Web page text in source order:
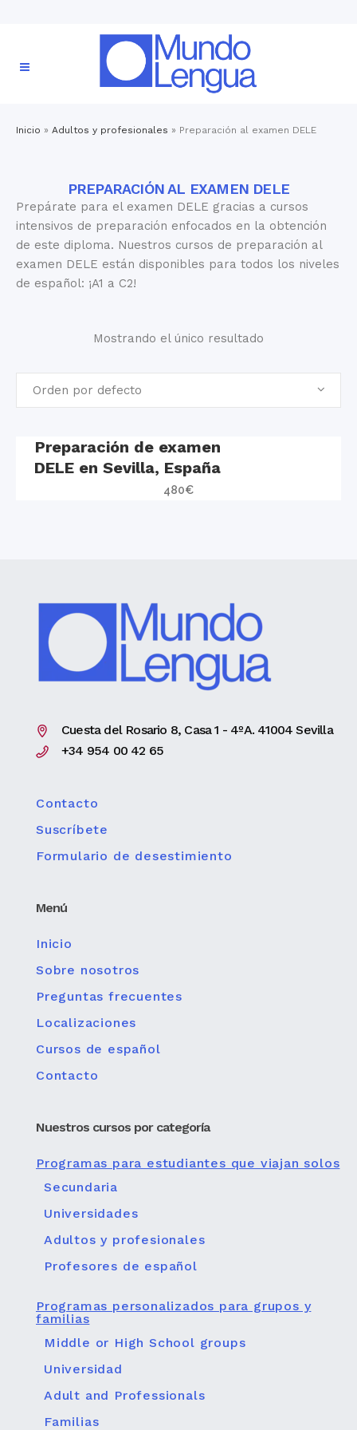
Inicio » Adultos y profesionales » Preparación al examen DELE
PREPARACIÓN AL EXAMEN DELE
Prepárate para el examen DELE gracias a cursos
intensivos de preparación enfocados en la obtención
de este diploma. Nuestros cursos de preparación al
examen DELE están disponibles para todos los niveles
de español: ¡A1 a C2!
Mostrando el único resultado
Orden por defecto
Preparación de examen
DELE en Sevilla, España
480€
Cuesta del Rosario 8, Casa 1 - 4ºA. 41004 Sevilla
+34 954 00 42 65
Contacto
Suscríbete
Formulario de desestimiento
Menú
Inicio
Sobre nosotros
Preguntas frecuentes
Localizaciones
Cursos de español
Contacto
Nuestros cursos por categoría
Programas para estudiantes que viajan solos
Secundaria
Universidades
Adultos y profesionales
Profesores de español
Programas personalizados para grupos y
familias
Middle or High School groups
Universidad
Adult and Professionals
Familias